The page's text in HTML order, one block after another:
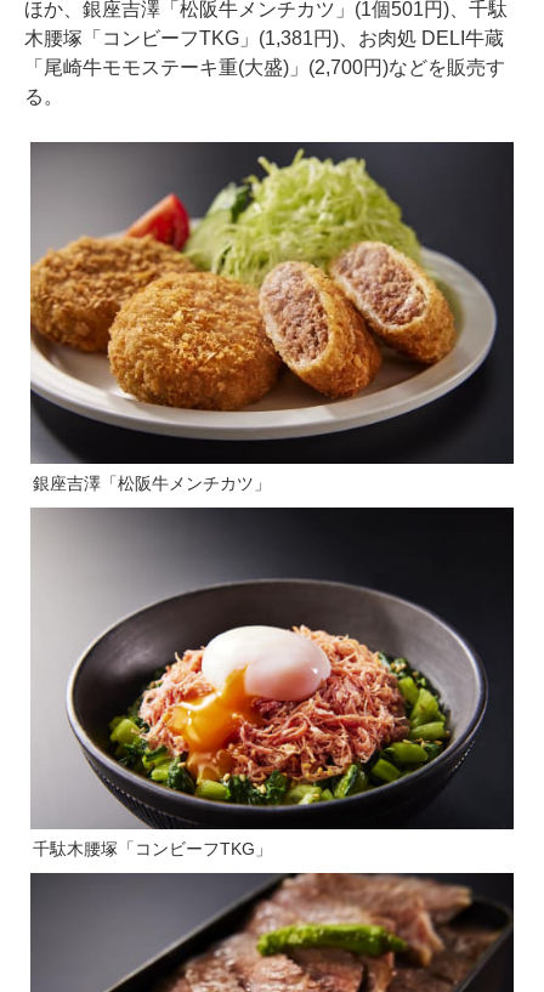
ほか、銀座吉澤「松阪牛メンチカツ」(1個501円)、千駄
木腰塚「コンビーフTKG」(1,381円)、お肉処 DELI牛蔵
「尾崎牛モモステーキ重(大盛)」(2,700円)などを販売す
る。
銀座吉澤「松阪牛メンチカツ」
千駄木腰塚「コンビーフTKG」